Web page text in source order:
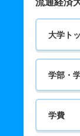
流通経済
大学ト
学部・
学費